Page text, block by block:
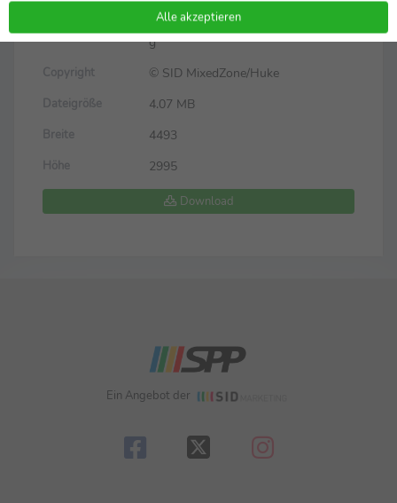
julianhukephotography_a1_05454.jp
g
Copyright © SID MixedZone/Huke
Dateigröße 4.07 MB
Breite 4493
Höhe 2995
Download
Ein Angebot der
Alle akzeptieren